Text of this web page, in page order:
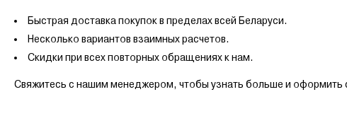
Быстрая доставка покупок в пределах всей Беларуси.
Несколько вариантов взаимных расчетов.
Скидки при всех повторных обращениях к нам.
Свяжитесь с нашим менеджером, чтобы узнать больше и оформить